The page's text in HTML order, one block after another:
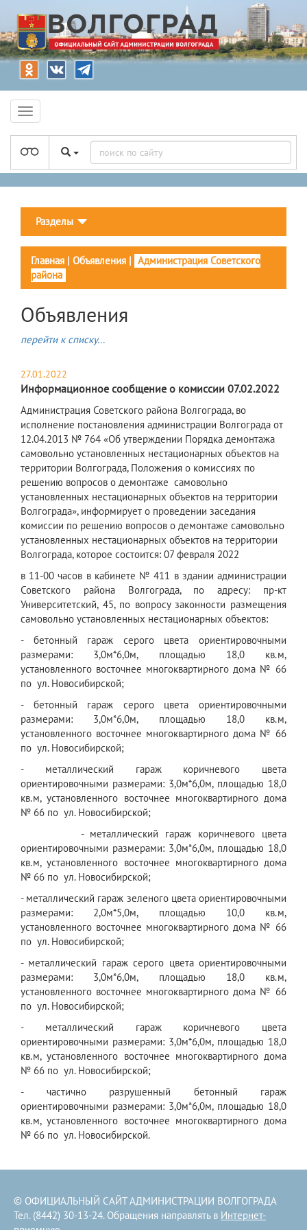
Разделы
Главная | Объявления | Администрация Советского
района
Объявления
перейти к списку...
27.01.2022
Информационное сообщение о комиссии 07.02.2022
Администрация Советского района Волгограда, во
исполнение постановления администрации Волгограда от
12.04.2013 № 764 «Об утверждении Порядка демонтажа
самовольно установленных нестационарных объектов на
территории Волгограда, Положения о комиссиях по
решению вопросов о демонтаже самовольно
установленных нестационарных объектов на территории
Волгограда», информирует о проведении заседания
комиссии по решению вопросов о демонтаже самовольно
установленных нестационарных объектов на территории
Волгограда, которое состоится: 07 февраля 2022
в 11-00 часов в кабинете № 411 в здании администрации
Советского района Волгограда, по адресу: пр-кт
Университетский, 45, по вопросу законности размещения
самовольно установленных нестационарных объектов:
- бетонный гараж серого цвета ориентировочными
размерами: 3,0м*6,0м, площадью 18,0 кв.м,
установленного восточнее многоквартирного дома № 66
по ул. Новосибирской;
- бетонный гараж серого цвета ориентировочными
размерами: 3,0м*6,0м, площадью 18,0 кв.м,
установленного восточнее многоквартирного дома № 66
по ул. Новосибирской;
- металлический гараж коричневого цвета
ориентировочными размерами: 3,0м*6,0м, площадью 18,0
кв.м, установленного восточнее многоквартирного дома
№ 66 по ул. Новосибирской;
- металлический гараж коричневого цвета
ориентировочными размерами: 3,0м*6,0м, площадью 18,0
кв.м, установленного восточнее многоквартирного дома
№ 66 по ул. Новосибирской;
- металлический гараж зеленого цвета ориентировочными
размерами: 2,0м*5,0м, площадью 10,0 кв.м,
установленного восточнее многоквартирного дома № 66
по ул. Новосибирской;
- металлический гараж серого цвета ориентировочными
размерами: 3,0м*6,0м, площадью 18,0 кв.м,
установленного восточнее многоквартирного дома № 66
по ул. Новосибирской;
- металлический гараж коричневого цвета
ориентировочными размерами: 3,0м*6,0м, площадью 18,0
кв.м, установленного восточнее многоквартирного дома
№ 66 по ул. Новосибирской;
- частично разрушенный бетонный гараж
ориентировочными размерами: 3,0м*6,0м, площадью 18,0
кв.м, установленного восточнее многоквартирного дома
№ 66 по ул. Новосибирской.
© ОФИЦИАЛЬНЫЙ САЙТ АДМИНИСТРАЦИИ ВОЛГОГРАДА
Тел. (8442) 30-13-24. Обращения направлять в Интернет-